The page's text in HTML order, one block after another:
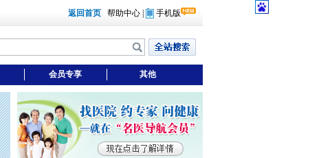
返回首页 帮助中心 手机版
会员专享 其他